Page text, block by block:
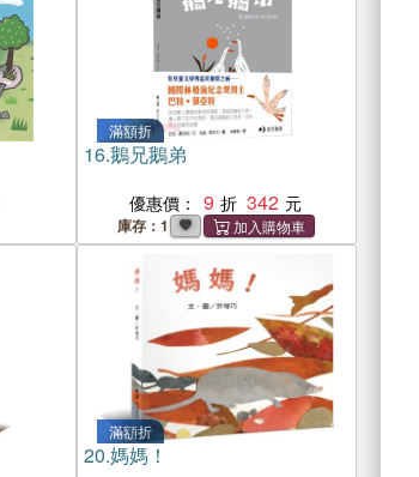
滿額折
16.鵝兄鵝弟
優惠價： 9 342
庫存：1
滿額折
20.媽媽！